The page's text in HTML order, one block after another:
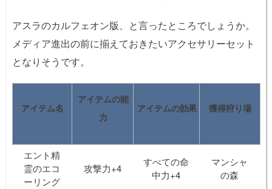
アスラのカルフェオン版、と言ったところでしょうか。
メディア進出の前に揃えておきたいアクセサリーセット
となりそうです。
アイテム名
アイテムの能
力
アイテムの効果 獲得狩り場
エント精
霊のエコ
ーリング
攻撃力+4
すべての命
中力+4
マンシャ
の森